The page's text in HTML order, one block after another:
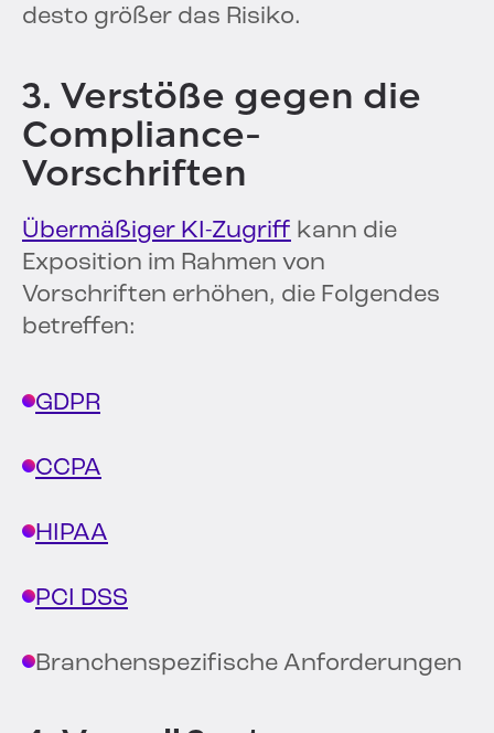
desto größer das Risiko.
3. Verstöße gegen die
Compliance-
Vorschriften
Übermäßiger KI-Zugriff kann die
Exposition im Rahmen von
Vorschriften erhöhen, die Folgendes
betreffen:
GDPR
CCPA
HIPAA
PCI DSS
Branchenspezifische Anforderungen